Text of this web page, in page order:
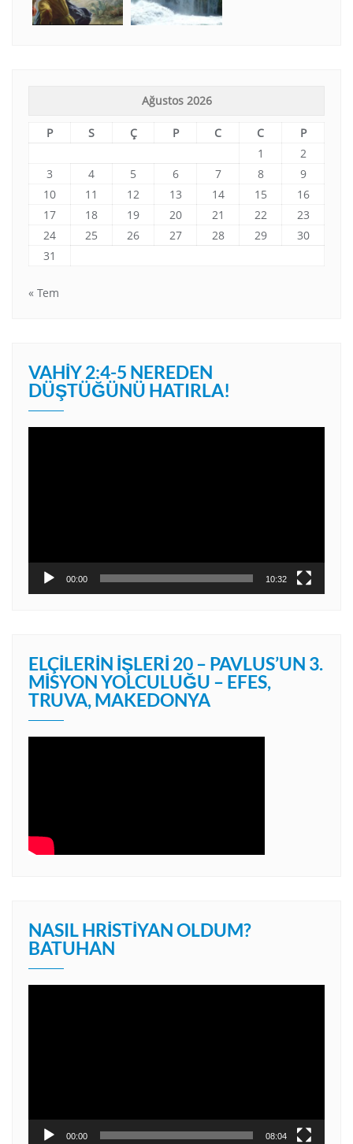
Ağustos 2026
P S Ç P C C
P
1
2
3
4 5 6 7 8
9
10
11 12 13 14 15
16
17
18 19 20 21 22
23
24
25 26 27 28 29
30
31
« Tem
VAHIY 2:4-5 NEREDEN
DÜŞTÜĞÜNÜ HATIRLA!
00:00 10:32
ELÇILERIN İŞLERI 20 – PAVLUS’UN 3.
MISYON YOLCULUĞU – EFES,
TRUVA, MAKEDONYA
NASIL HRISTIYAN OLDUM?
BATUHAN
00:00 08:04